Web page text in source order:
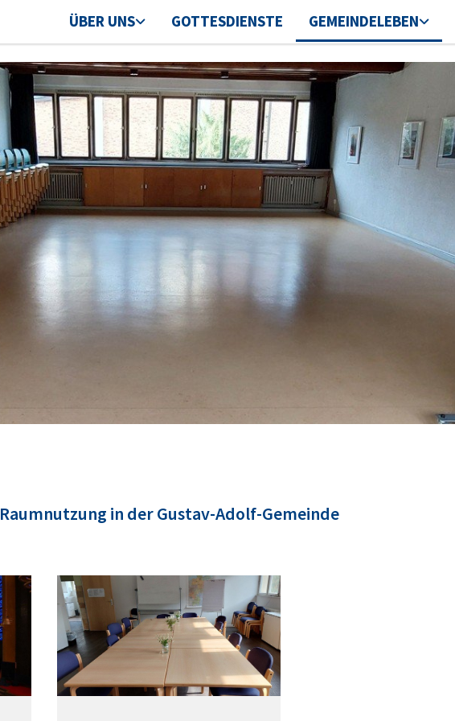
ÜBER UNS GOTTESDIENSTE GEMEINDELEBEN
Raumnutzung in der Gustav-Adolf-Gemeinde